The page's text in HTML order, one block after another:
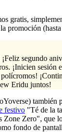
gratis,
promoción
segundo
¡Inicien sesión
Eridu juntos!
también
festivo "Té de la
Zone Zero", que
fondo de